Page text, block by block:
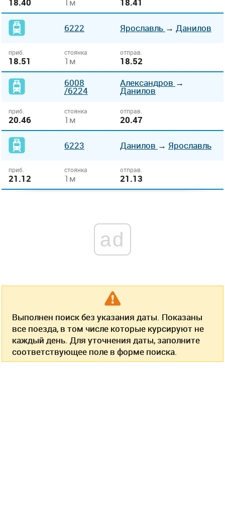
6222 Ярославль → Данилов
приб.
18.51
стоянка
1м
отправ.
18.52
6008
/6224
Александров →
Данилов
приб.
20.46
стоянка
1м
отправ.
20.47
6223 Данилов → Ярославль
приб.
21.12
стоянка
1м
отправ.
21.13
ad
Выполнен поиск без указания даты. Показаны
все поезда, в том числе которые курсируют не
каждый день. Для уточнения даты, заполните
соответствующее поле в форме поиска.